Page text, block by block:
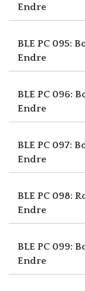
Endre
BLE PC 095:
Endre
BLE PC 096:
Endre
BLE PC 097:
Endre
BLE PC 098:
Endre
BLE PC 099:
Endre